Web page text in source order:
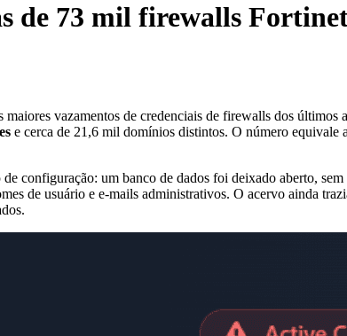
de 73 mil firewalls
vazamentos de credenciais de firewalls dos últimos
e cerca de 21,6 mil domínios distintos. O número equivale
configuração: um banco de dados foi deixado aberto,
de usuário e e-mails administrativos. O acervo ainda